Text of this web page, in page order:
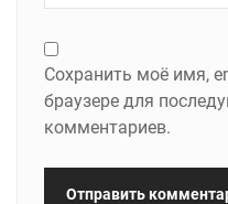
Сохранить моё имя,
браузере для
комментариев.